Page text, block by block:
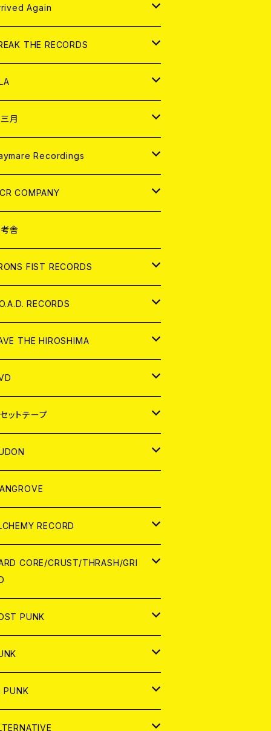
レル
CONTENTS
ログ
Again
ログ
THE RECORDS
レル
月
Recordings
COMPANY
レル
舎
FIST RECORDS
RECORDS
THE HIROSHIMA
レル
ットテープ
レル
ログ
CONTENTS
RECORD
CORE/CRUST/THRASH/GRI
PUNK
PUNK